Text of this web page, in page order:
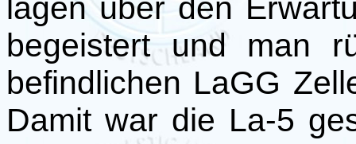
lagen über den
begeistert und man
befindlichen LaGG
Damit war die La-5